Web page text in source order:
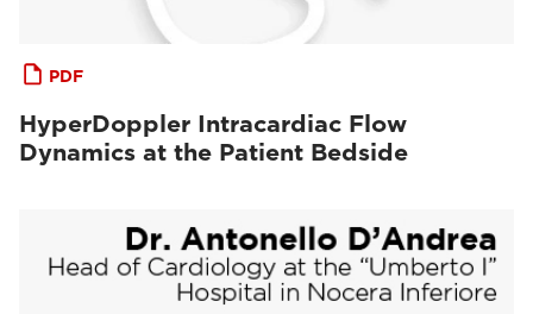
PDF
HyperDoppler Intracardiac Flow
Dynamics at the Patient Bedside